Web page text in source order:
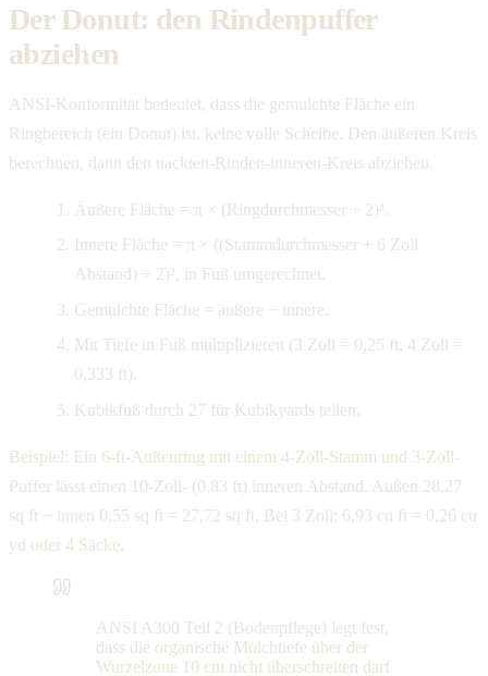
Der Donut: den Rindenpuffer
abziehen
ANSI-Konformität bedeutet, dass die gemulchte Fläche ein
Ringbereich (ein Donut) ist, keine volle Scheibe. Den äußeren Kreis
berechnen, dann den nackten-Rinden-inneren-Kreis abziehen.
Äußere Fläche = π × (Ringdurchmesser ÷ 2)².
Innere Fläche = π × ((Stammdurchmesser + 6 Zoll
Abstand) ÷ 2)², in Fuß umgerechnet.
Gemulchte Fläche = äußere − innere.
Mit Tiefe in Fuß multiplizieren (3 Zoll = 0,25 ft, 4 Zoll =
0,333 ft).
Kubikfuß durch 27 für Kubikyards teilen.
Beispiel: Ein 6-ft-Außenring mit einem 4-Zoll-Stamm und 3-Zoll-
Puffer lässt einen 10-Zoll- (0,83 ft) inneren Abstand. Außen 28,27
sq ft − innen 0,55 sq ft = 27,72 sq ft. Bei 3 Zoll: 6,93 cu ft = 0,26 cu
yd oder 4 Säcke.
ANSI A300 Teil 2 (Bodenpflege) legt fest,
dass die organische Mulchtiefe über der
Wurzelzone 10 cm nicht überschreiten darf